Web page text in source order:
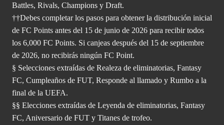
Battles, Rivals, Champions y Draft.
††Debes completar los pasos para obtener la distribución inicial
de FC Points antes del 15 de junio de 2026 para recibir todos
los 6,000 FC Points. Si canjeas después del 15 de septiembre
de 2026, no recibirás ningún FC Point.
§ Selecciones extraídas de Realeza de eliminatorias, Fantasy
FC, Cumpleaños de FUT, Responde al llamado y Rumbo a la
final de la UEFA.
§§ Elecciones extraídas de Leyenda de eliminatorias, Fantasy
FC, Aniversario de FUT y Titanes de trofeo.